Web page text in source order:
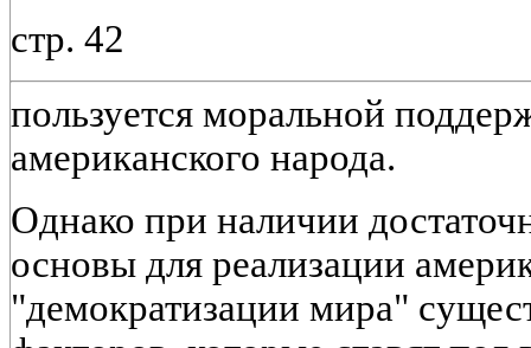
стр. 42
пользуется моральной
американского народа.
Однако при наличии
основы для реализации
"демократизации мира"